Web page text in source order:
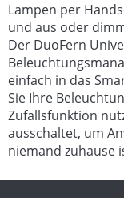
Lampen per
und aus oder
Der DuoFern
einfach in das
Sie Ihre
Zufallsfunktion
ausschaltet, um
niemand zuhause